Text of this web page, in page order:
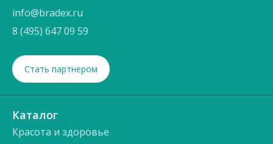
info@bradex.ru
8 (495) 647 09 59
Стать партнером
Каталог
Красота и здоровье